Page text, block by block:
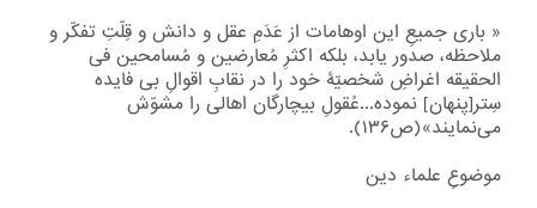
« باری جمیعِ این اوهامات از عَدَمِ عقل و دانش و قِلّتِ تفکّر و
ملاحظه، صدور یابد، بلکه اکثرِ مُعارضین و مُسامحین فی
الحقیقه اغراضِ شخصیّۀ خود را در نقابِ اقوالِ بی فایده
سِتر[پنهان] نموده...عُقولِ بیچارگان اهالی را مشوّش
می‌نمایند»(ص۱۳۶).
موضوعِ علماء دین